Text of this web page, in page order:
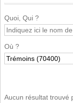
Quoi, Qui ?
Où ?
Aucun résultat trouvé